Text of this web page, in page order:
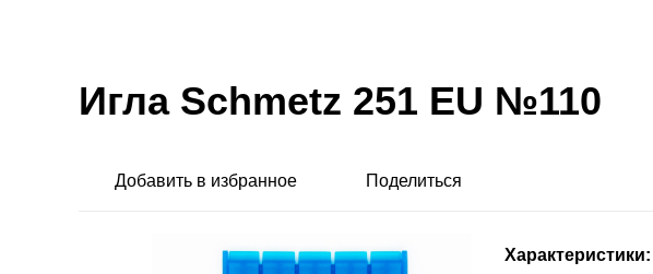
Игла Schmetz 251 EU №110
Характеристики: